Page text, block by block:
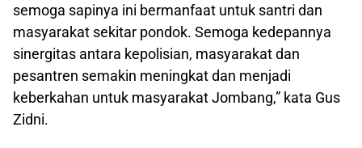
semoga sapinya ini bermanfaat untuk santri dan
masyarakat sekitar pondok. Semoga kedepannya
sinergitas antara kepolisian, masyarakat dan
pesantren semakin meningkat dan menjadi
keberkahan untuk masyarakat Jombang,” kata Gus
Zidni.